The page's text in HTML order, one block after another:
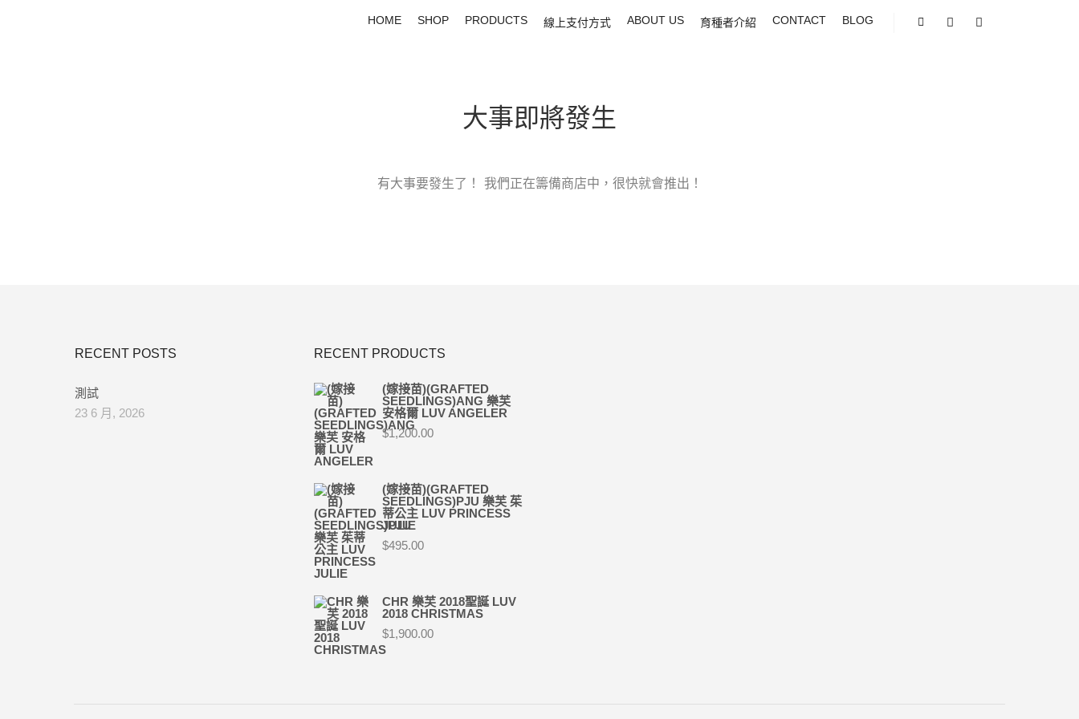
HOME SHOP PRODUCTS 線上支付方式 ABOUT US 育種者介紹 CONTACT BLOG
大事即將發生
有大事要發生了！ 我們正在籌備商店中，很快就會推出！
RECENT POSTS
測試
23 6 月, 2026
RECENT PRODUCTS
(嫁接苗)(GRAFTED
SEEDLINGS)ANG 樂芙
安格爾 LUV ANGELER
$1,200.00
(嫁接苗)(GRAFTED
SEEDLINGS)PJU 樂芙 茱
蒂公主 LUV PRINCESS
JULIE
$495.00
CHR 樂芙 2018聖誕 LUV
2018 CHRISTMAS
$1,900.00